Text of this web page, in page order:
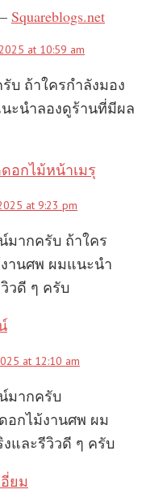
Squareblogs.net
at 10:59 am
ถ้าใครกำลังมอง
ะนำลองดูร้านที่มีผล
อกไม้หน้าเมรุ
at 9:23 pm
ากครับ ถ้าใคร
านศพ ผมแนะนำ
วดี ๆ ครับ
at 12:10 am
มากครับ
อกไม้งานศพ ผม
และรีวิวดี ๆ ครับ
ยม